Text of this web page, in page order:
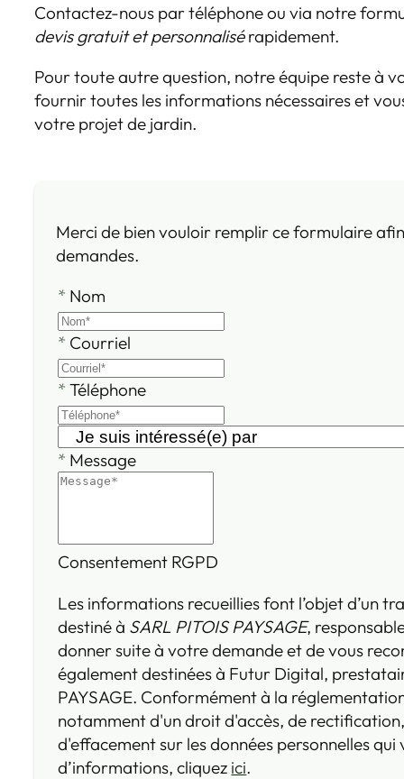
Contactez-nous par téléphone ou via notre
devis gratuit et personnalisérapidement.
Pour toute autre question, notre équipe reste à
fournir toutes les informations nécessaires et
votre projet de jardin.
Merci de bien vouloir remplir ce formulaire
demandes.
* Nom
* Courriel
*Téléphone
* Message
Consentement RGPD
Les informations recueillies font l’objet d’un
destiné à SARL PITOIS PAYSAGE,
donner suite à votre demande et de vous
également destinées à Futur Digital,
PAYSAGE. Conformément à la
notamment d'un droit d'accès, de
d'effacement sur les données personnelles
d’informations, cliquez ici.